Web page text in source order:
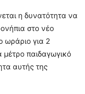
η δυνατότητα να
στο νέο
ωράριο για 2
μέτρο παιδαγωγικό
αυτής της